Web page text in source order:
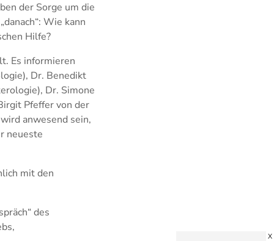
der Sorge um die
Wie kann
Hilfe?
Es informieren
Dr. Benedikt
Dr. Simone
Pfeffer von der
anwesend sein,
neueste
mit den
des
X